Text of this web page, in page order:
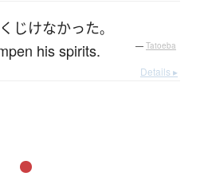
くじけなかった。
his spirits. — Tatoeba
Details ▸